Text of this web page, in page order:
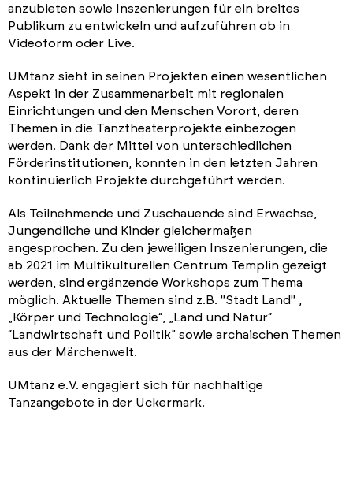
anzubieten sowie Inszenierungen für ein breites
Publikum zu entwickeln und aufzuführen ob in
Videoform oder Live.
UMtanz sieht in seinen Projekten einen wesentlichen
Aspekt in der Zusammenarbeit mit regionalen
Einrichtungen und den Menschen Vorort, deren
Themen in die Tanztheaterprojekte einbezogen
werden. Dank der Mittel von unterschiedlichen
Förderinstitutionen, konnten in den letzten Jahren
kontinuierlich Projekte durchgeführt werden.
Als Teilnehmende und Zuschauende sind Erwachse,
Jungendliche und Kinder gleichermaßen
angesprochen. Zu den jeweiligen Inszenierungen, die
ab 2021 im Multikulturellen Centrum Templin gezeigt
werden, sind ergänzende Workshops zum Thema
möglich. Aktuelle Themen sind z.B. "Stadt Land" ,
„Körper und Technologie“, „Land und Natur“
“Landwirtschaft und Politik” sowie archaischen Themen
aus der Märchenwelt.
UMtanz e.V. engagiert sich für nachhaltige
Tanzangebote in der Uckermark.